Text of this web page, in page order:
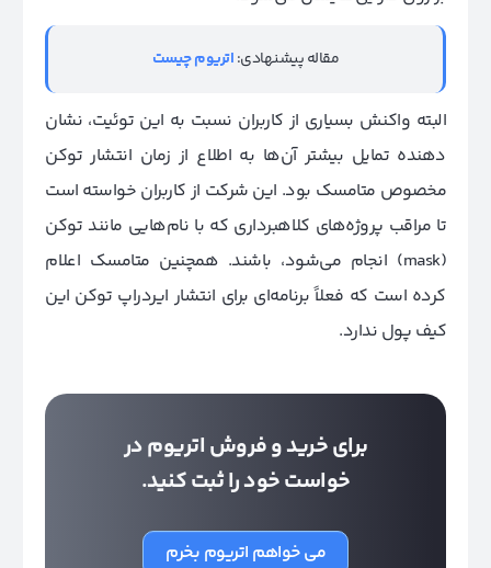
مقاله پیشنهادی:اتریوم چیست
البته واکنش بسیاری از کاربران نسبت به این توئیت، نشان
دهنده تمایل بیشتر آن‌ها به اطلاع از زمان انتشار توکن
مخصوص متامسک بود. این شرکت از کاربران خواسته است
تا مراقب پروژه‌های کلاهبرداری که با نام‌هایی مانند توکن
(mask) انجام می‌شود، باشند. همچنین متامسک اعلام
کرده است که فعلاً برنامه‌ای برای انتشار ایردراپ توکن این
کیف پول ندارد.
برای خرید و فروش اتریوم در
خواست خود را ثبت کنید.
می خواهم اتریوم بخرم